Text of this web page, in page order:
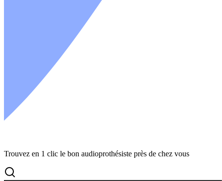
Trouvez en 1 clic le bon audioprothésiste près de chez vous